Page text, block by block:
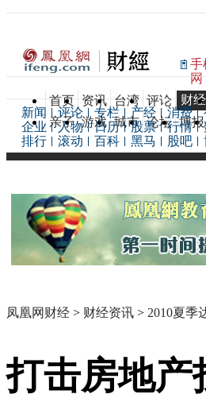
手
网
首页 资讯 台湾 评论 财经
亲子 游戏 城市 论坛 博报
新闻 评论 专栏 产经 消费
企业
人物 日历 股票 行情
排行
滚动 百科 黑马 股吧
凤凰网财经 > 财经资讯 > 2010夏季
打击房地产